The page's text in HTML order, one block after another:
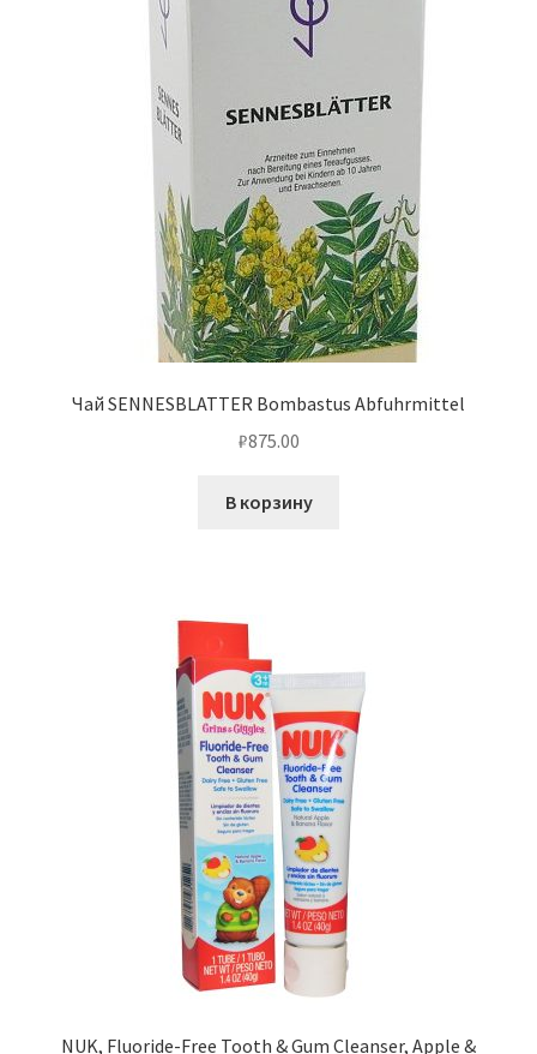
Чай SENNESBLATTER Bombastus Abfuhrmittel
₽875.00
В корзину
NUK, Fluoride-Free Tooth & Gum Cleanser, Apple &